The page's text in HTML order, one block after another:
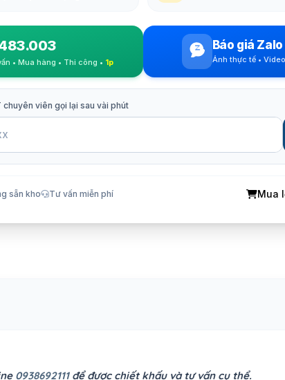
• Mua hàng • Thi công • 1p
Báo giá Zalo
Ảnh thực tế •
chuyên viên gọi lại sau vài phút
sẵn kho Tư vấn miễn phí Mua
0938692111để được chiết khấu và tư vấn cụ thể.